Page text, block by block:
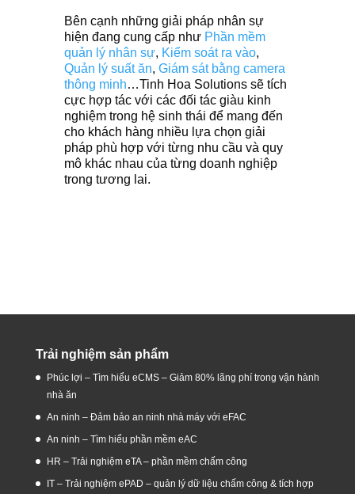
Bên cạnh những giải pháp nhân sự
hiện đang cung cấp như Phần mềm
quản lý nhân sự, Kiểm soát ra vào,
Quản lý suất ăn, Giám sát bằng camera
thông minh…Tinh Hoa Solutions sẽ tích
cực hợp tác với các đối tác giàu kinh
nghiệm trong hệ sinh thái để mang đến
cho khách hàng nhiều lựa chọn giải
pháp phù hợp với từng nhu cầu và quy
mô khác nhau của từng doanh nghiệp
trong tương lai.
Trải nghiệm sản phẩm
Phúc lợi – Tìm hiểu eCMS – Giảm 80% lãng phí trong vận hành
nhà ăn
An ninh – Đảm bảo an ninh nhà máy với eFAC
An ninh – Tìm hiểu phần mềm eAC
HR – Trải nghiệm eTA – phần mềm chấm công
IT – Trải nghiệm ePAD – quản lý dữ liệu chấm công & tích hợp